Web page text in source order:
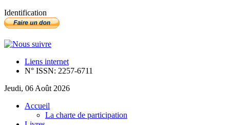
Identification
Liens internet
N° ISSN: 2257-6711
Jeudi, 06 Août 2026
Accueil
La charte de participation